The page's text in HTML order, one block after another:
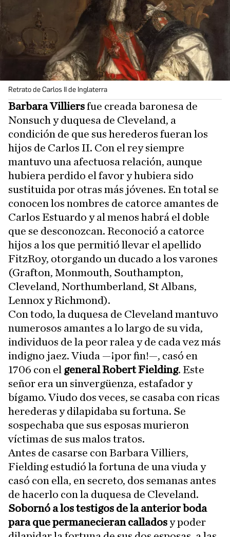
Retrato de Carlos II de Inglaterra
Barbara Villiersfue creada baronesa de
Nonsuch y duquesa de Cleveland, a
condición de que sus herederos fueran los
hijos de Carlos II. Con el rey siempre
mantuvo una afectuosa relación, aunque
hubiera perdido el favor y hubiera sido
sustituida por otras más jóvenes. En total se
conocen los nombres de catorce amantes de
Carlos Estuardo y al menos habrá el doble
que se desconozcan. Reconoció a catorce
hijos a los que permitió llevar el apellido
FitzRoy, otorgando un ducado a los varones
(Grafton, Monmouth, Southampton,
Cleveland, Northumberland, St Albans,
Lennox y Richmond).
Con todo, la duquesa de Cleveland mantuvo
numerosos amantes a lo largo de su vida,
individuos de la peor ralea y de cada vez más
indigno jaez. Viuda —¡por fin!—, casó en
1706 con el general Robert Fielding. Este
señor era un sinvergüenza, estafador y
bígamo. Viudo dos veces, se casaba con ricas
herederas y dilapidaba su fortuna. Se
sospechaba que sus esposas murieron
víctimas de sus malos tratos.
Antes de casarse con Barbara Villiers,
Fielding estudió la fortuna de una viuda y
casó con ella, en secreto, dos semanas antes
de hacerlo con la duquesa de Cleveland.
Sobornó a los testigos de la anterior boda
para que permanecieran calladosy poder